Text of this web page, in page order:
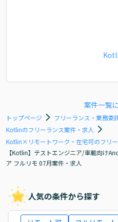
案件一覧
トップページ
フリーランス・業務委
Kotlinのフリーランス案件・求人
Kotlin×リモートワーク・在宅可のフリ
【Kotlin】テストエンジニア/車載向け
ア フルリモ 07月案件・求人
人気の条件から探す